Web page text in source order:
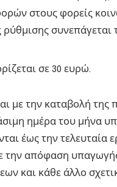
στους φορείς
συνεπάγεται
σε 30 ευρώ.
με την καταβολή της
ημέρα του μήνα
έως την τελευταία
την απόφαση
και κάθε άλλο